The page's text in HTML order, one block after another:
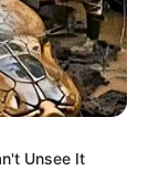
Unsee It